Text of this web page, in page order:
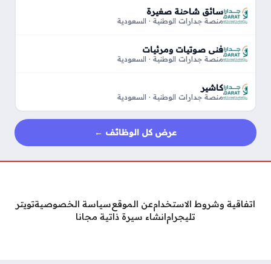
سائق شاحنة صغيرة
منصة جدارات الوطنية · السعودية
فني صوتيات ومرئيات
منصة جدارات الوطنية · السعودية
كاشير
منصة جدارات الوطنية · السعودية
عرض كل الوظائف ←
اتفاقية وشروط الاستخدامعن الموقعسياسة الخصوصيةتويتر
تليجرامانشاء سيرة ذاتية مجانا